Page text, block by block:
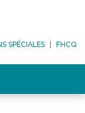
SPÉCIALES FHCQ